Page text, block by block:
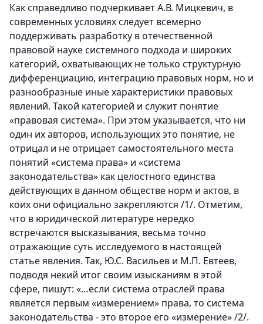
Как справедливо подчеркивает А.В. Мицкевич, в
современных условиях следует всемерно
поддерживать разработку в отечественной
правовой науке системного подхода и широких
категорий, охватывающих не только структурную
дифференциацию, интеграцию правовых норм, но и
разнообразные иные характеристики правовых
явлений. Такой категорией и служит понятие
«правовая система». При этом указывается, что ни
один их авторов, использующих это понятие, не
отрицал и не отрицает самостоятельного места
понятий «система права» и «система
законодательства» как целостного единства
действующих в данном обществе норм и актов, в
коих они официально закрепляются /1/. Отметим,
что в юридической литературе нередко
встречаются высказывания, весьма точно
отражающие суть исследуемого в настоящей
статье явления. Так, Ю.С. Васильев и М.П. Евтеев,
подводя некий итог своим изысканиям в этой
сфере, пишут: «…если система отраслей права
является первым «измерением» права, то система
законодательства - это второе его «измерение» /2/.